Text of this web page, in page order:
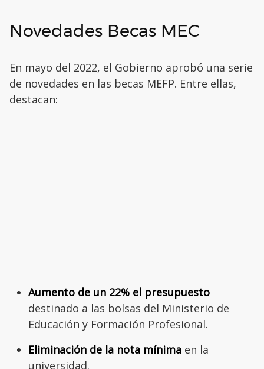
Novedades Becas MEC
En mayo del 2022, el Gobierno aprobó una serie
de novedades en las becas MEFP. Entre ellas,
destacan:
Aumento de un 22% el presupuesto
destinado a las bolsas del Ministerio de
Educación y Formación Profesional.
Eliminación de la nota mínima en la
universidad.